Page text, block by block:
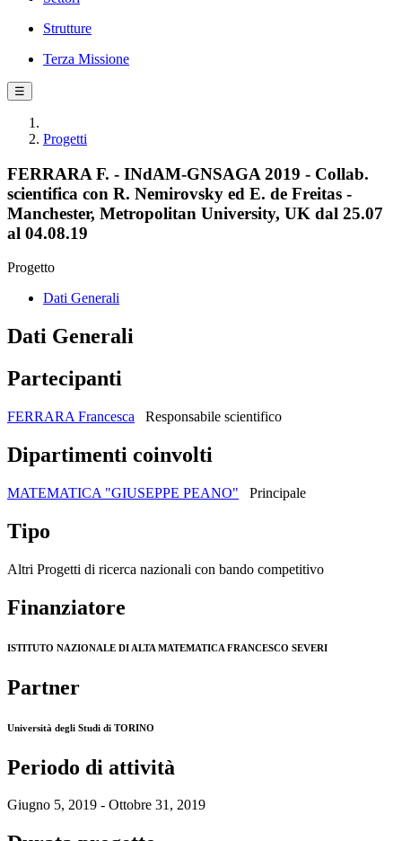
Strutture
Terza Missione
☰
Progetti
FERRARA F. - INdAM-GNSAGA 2019 - Collab.
scientifica con R. Nemirovsky ed E. de Freitas -
Manchester, Metropolitan University, UK dal 25.07
al 04.08.19
Progetto
Dati Generali
Dati Generali
Partecipanti
FERRARA Francesca Responsabile scientifico
Dipartimenti coinvolti
MATEMATICA "GIUSEPPE PEANO" Principale
Tipo
Altri Progetti di ricerca nazionali con bando competitivo
Finanziatore
ISTITUTO NAZIONALE DI ALTA MATEMATICA FRANCESCO SEVERI
Partner
Università degli Studi di TORINO
Periodo di attività
Giugno 5, 2019 - Ottobre 31, 2019